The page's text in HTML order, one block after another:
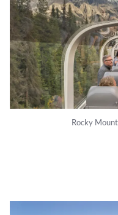
Rocky